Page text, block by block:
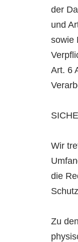
der
und
sowie
Art. 6
Wir
die
Zu